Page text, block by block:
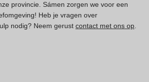
provincie. Sámen zorgen we voor een
Heb je vragen over
nodig? Neem gerust contact met ons op.